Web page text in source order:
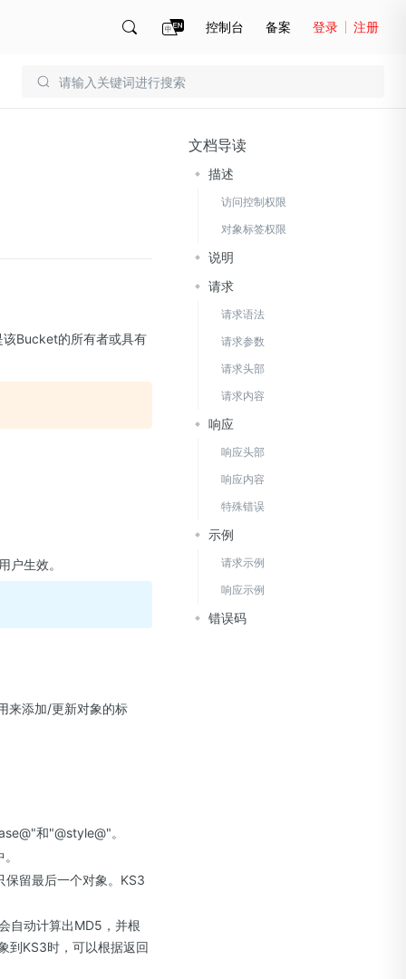
控制台 备案 登录 注册
Bucket的所有者或具有
户生效。
来添加/更新对象的标
和"@style@"。
保留最后一个对象。KS3
自动计算出MD5，并根
到KS3时，可以根据返回
文档导读
描述
访问控制权限
对象标签权限
说明
请求
请求语法
请求参数
请求头部
请求内容
响应
响应头部
响应内容
特殊错误
示例
请求示例
响应示例
错误码